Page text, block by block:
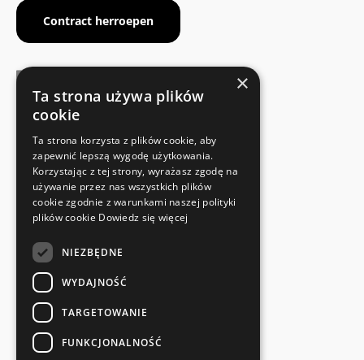
Contract herroepen
Voldoet aan de veiligheidsnormen
SNELLE EN EENVOUDIGE RETOUR
Retourservice
RECHTSTREEKS VAN DE FABRIKANT
Speciale kwaliteitscontrole
×
Ta strona używa plików
cookie
Ta strona korzysta z plików cookie, aby
zapewnić lepszą wygodę użytkowania.
Korzystając z tej strony, wyrażasz zgodę na
używanie przez nas wszystkich plików
cookie zgodnie z warunkami naszej polityki
plików cookie Dowiedz się więcej
NIEZBĘDNE
WYDAJNOŚĆ
TARGETOWANIE
FUNKCJONALNOŚĆ